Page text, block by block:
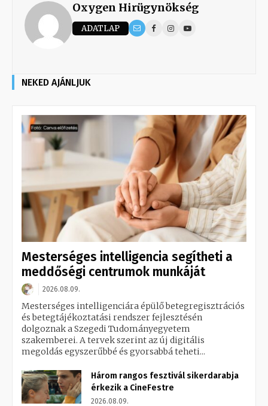
Oxygen Hirügynökség
ADATLAP
NEKED AJÁNLJUK
Mesterséges intelligencia segítheti a
meddőségi centrumok munkáját
2026.08.09.
Mesterséges intelligenciára épülő betegregisztrációs
és betegtájékoztatási rendszer fejlesztésén
dolgoznak a Szegedi Tudományegyetem
szakemberei. A tervek szerint az új digitális
megoldás egyszerűbbé és gyorsabbá teheti...
Három rangos fesztivál sikerdarabja
érkezik a CineFestre
2026.08.09.